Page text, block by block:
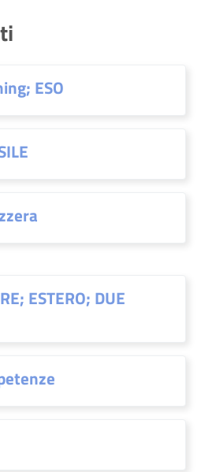
ESO
ESTERO; DUE